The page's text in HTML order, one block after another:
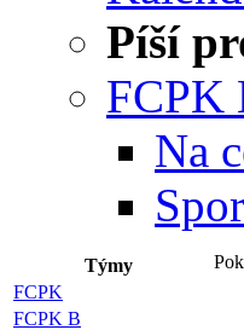
Píší
FCPK
Na
Týmy
FCPK
FCPK B